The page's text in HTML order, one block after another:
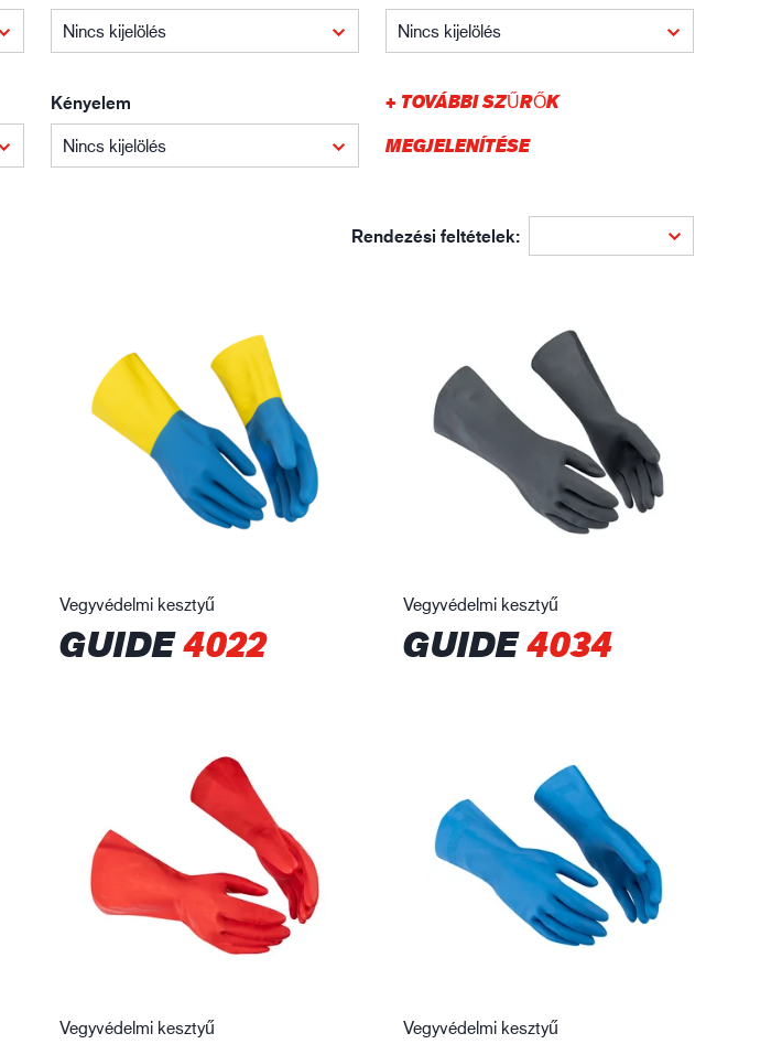
Logisztika
Nincs kijelölés Nincs kijelölés
Kényelem
Nincs kijelölés
+ TOVÁBBI SZŰRŐK
MEGJELENÍTÉSE
Rendezési feltételek:
Vegyvédelmi kesztyű
GUIDE4022
Vegyvédelmi kesztyű
GUIDE4034
Vegyvédelmi kesztyű Vegyvédelmi kesztyű